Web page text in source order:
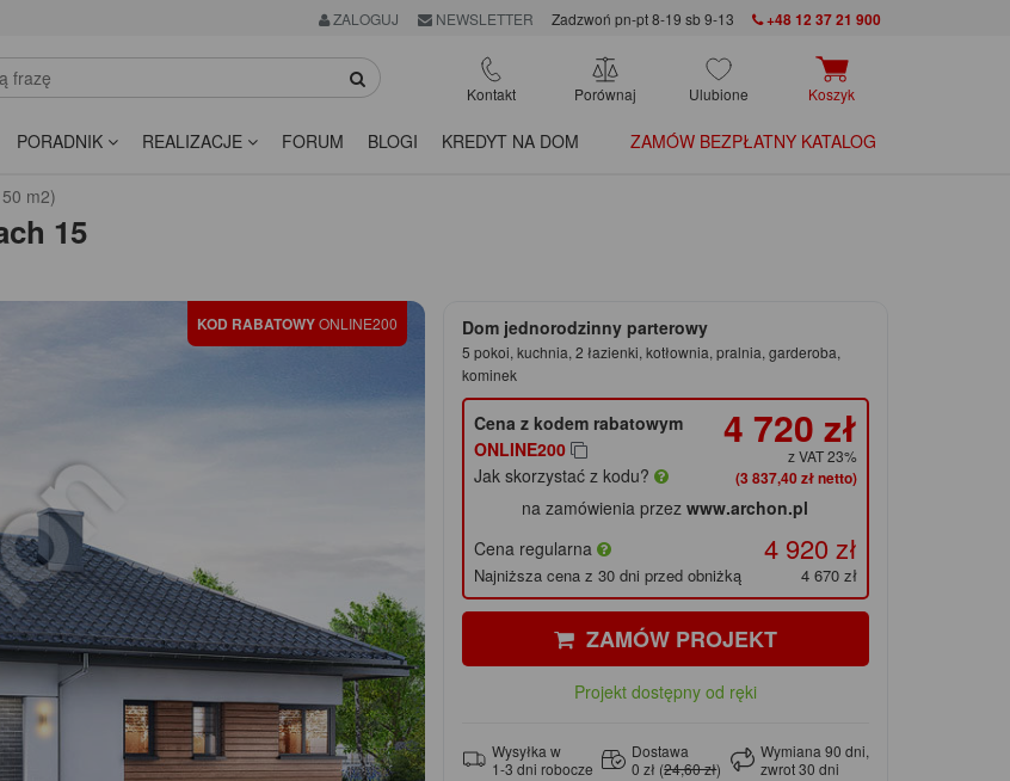
ZALOGUJ NEWSLETTER Zadzwoń pn-pt 8-19 sb 9-13 +48 12 37 21 900
Kontakt Porównaj Ulubione Koszyk
PORADNIK REALIZACJE FORUM BLOGI KREDYT NA DOM ZAMÓW BEZPŁATNY KATALOG
m2)
15
KOD RABATOWYONLINE200 Dom jednorodzinny parterowy
5 pokoi, kuchnia, 2 łazienki, kotłownia, pralnia, garderoba,
kominek
Cena z kodem rabatowym
ONLINE200
Jak skorzystać z kodu?
4 720 zł
z VAT 23%
(3 837,40 zł netto)
na zamówienia przezwww.archon.pl
Cena regularna
4 920 zł
Najniższa cena z 30 dni przed obniżką 4 670 zł
ZAMÓW PROJEKT
Projekt dostępny od ręki
Wysyłka w
1-3 dni robocze
Dostawa
0 zł (24,60 zł)
Wymiana 90 dni,
zwrot 30 dni